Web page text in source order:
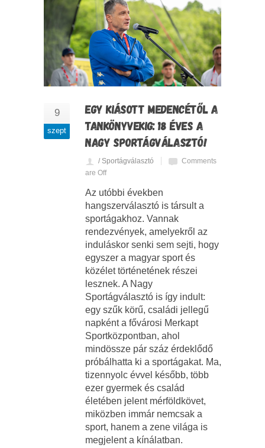
9
szept
EGY KIÁSOTT MEDENCÉTŐL A
TANKÖNYVEKIG: 18 ÉVES A
NAGY SPORTÁGVÁLASZTÓ!
/ Sportágválasztó
Comments
are Off
Az utóbbi években
hangszerválasztó is társult a
sportágakhoz. Vannak
rendezvények, amelyekről az
induláskor senki sem sejti, hogy
egyszer a magyar sport és
közélet történetének részei
lesznek. A Nagy
Sportágválasztó is így indult:
egy szűk körű, családi jellegű
napként a fővárosi Merkapt
Sportközpontban, ahol
mindössze pár száz érdeklődő
próbálhatta ki a sportágakat. Ma,
tizennyolc évvel később, több
ezer gyermek és család
életében jelent mérföldkövet,
miközben immár nemcsak a
sport, hanem a zene világa is
megjelent a kínálatban.